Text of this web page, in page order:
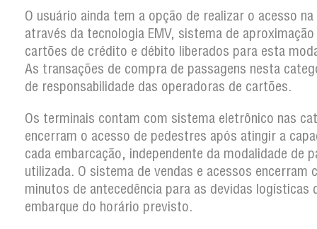
O usuário ainda tem a opção de realizar o acesso
através da tecnologia EMV, sistema de
cartões de crédito e débito liberados para esta
As transações de compra de passagens nesta
de responsabilidade das operadoras de cartões.
Os terminais contam com sistema eletrônico nas
encerram o acesso de pedestres após atingir a
cada embarcação, independente da modalidade de
utilizada. O sistema de vendas e acessos encerram
minutos de antecedência para as devidas logísticas
embarque do horário previsto.